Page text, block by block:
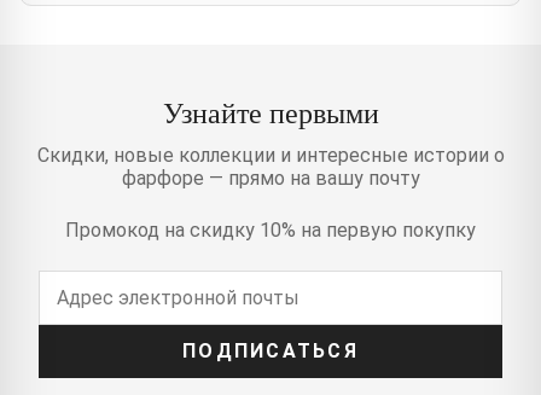
Узнайте первыми
Скидки, новые коллекции и интересные истории о
фарфоре — прямо на вашу почту
Промокод на скидку 10% на первую покупку
ПОДПИСАТЬСЯ